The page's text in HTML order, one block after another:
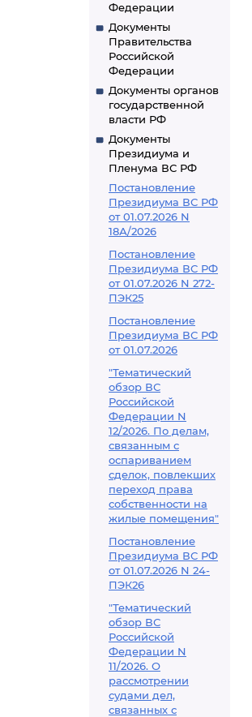
Федерации
Документы
Правительства
Российской
Федерации
Документы органов
государственной
власти РФ
Документы
Президиума и
Пленума ВС РФ
Постановление
Президиума ВС РФ
от 01.07.2026 N
18А/2026
Постановление
Президиума ВС РФ
от 01.07.2026 N 272-
ПЭК25
Постановление
Президиума ВС РФ
от 01.07.2026
"Тематический
обзор ВС
Российской
Федерации N
12/2026. По делам,
связанным с
оспариванием
сделок, повлекших
переход права
собственности на
жилые помещения"
Постановление
Президиума ВС РФ
от 01.07.2026 N 24-
ПЭК26
"Тематический
обзор ВС
Российской
Федерации N
11/2026. О
рассмотрении
судами дел,
связанных с